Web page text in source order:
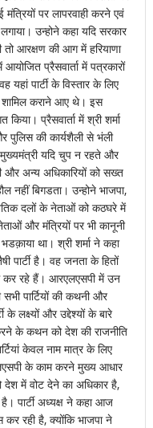
पर लापरवाही करने एवं
उन्होने कहा यदि सरकार
आरक्षण की आग में हरियाणा
प्रैसवार्ता में पत्रकारों
यहां पार्टी के विस्तार के लिए
शामिल कराने आए थे। इस
किया। प्रैसवार्ता में श्री शर्मा
पुलिस की कार्यशैली से भंली
यदि चुप न रहते और
अन्य अधिकारियों को सख्त
नहीं बिगडता। उन्होने भाजपा,
दलों के नेताओं को कठघरे में
और मंत्रियों पर भी कानूनी
था। श्री शर्मा ने कहा
पार्टी है। वह जनता के हितों
रहे हैं। आरएलएसपी में उन
पार्टियों की कथनी और
के लक्ष्यों और उद्देश्यों के बारे
के कथन को देश की राजनीति
केवल नाम मात्र के लिए
के काम करने मुख्य आधार
देश में वोट देने का अधिकार है,
पार्टी अध्यक्ष ने कहा आज
रही है, क्योंकि भाजपा ने